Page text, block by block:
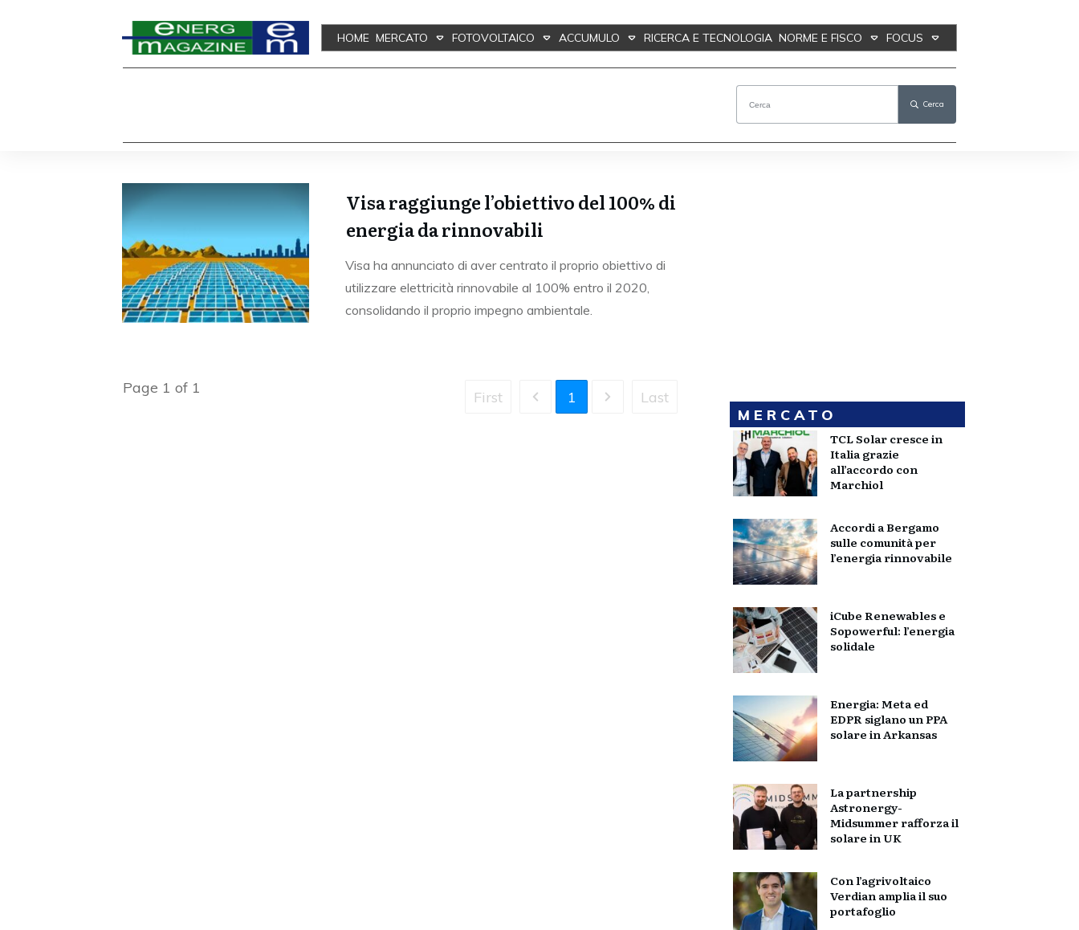
HOME MERCATO FOTOVOLTAICO ACCUMULO RICERCA E TECNOLOGIA NORME E FISCO FOCUS
Cerca
Visa raggiunge l’obiettivo del 100% di
energia da rinnovabili
Visa ha annunciato di aver centrato il proprio obiettivo di
utilizzare elettricità rinnovabile al 100% entro il 2020,
consolidando il proprio impegno ambientale.
Page 1 of 1
First 1
Last
MERCATO
TCL Solar cresce in
Italia grazie
all’accordo con
Marchiol
Accordi a Bergamo
sulle comunità per
l’energia rinnovabile
iCube Renewables e
Sopowerful: l’energia
solidale
Energia: Meta ed
EDPR siglano un PPA
solare in Arkansas
La partnership
Astronergy-
Midsummer rafforza il
solare in UK
Con l’agrivoltaico
Verdian amplia il suo
portafoglio